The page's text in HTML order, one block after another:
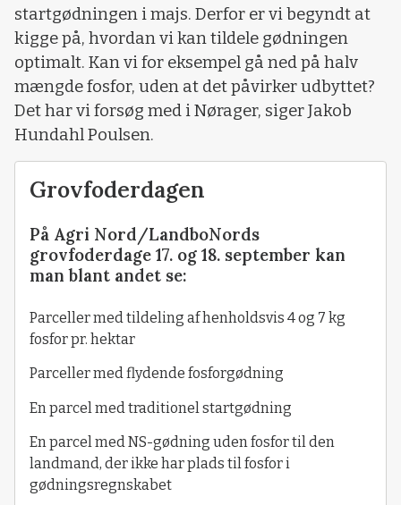
startgødningen i majs. Derfor er vi begyndt at
kigge på, hvordan vi kan tildele gødningen
optimalt. Kan vi for eksempel gå ned på halv
mængde fosfor, uden at det påvirker udbyttet?
Det har vi forsøg med i Nørager, siger Jakob
Hundahl Poulsen.
Grovfoderdagen
På Agri Nord/LandboNords
grovfoderdage 17. og 18. september kan
man blant andet se:
Parceller med tildeling af henholdsvis 4 og 7 kg
fosfor pr. hektar
Parceller med flydende fosforgødning
En parcel med traditionel startgødning
En parcel med NS-gødning uden fosfor til den
landmand, der ikke har plads til fosfor i
gødningsregnskabet